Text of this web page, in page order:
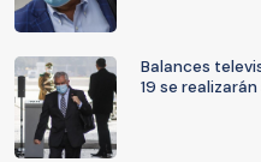
Balances
19 se